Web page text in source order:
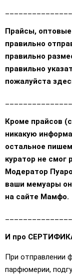
Прайсы,
правильно
правильно
правильно
пожалуйста
Кроме прайсов
никакую
остальное
куратор не смог
Модератор
ваши мемуары
на сайте Мамфо.
И про
При отправлении
парфюмерии,